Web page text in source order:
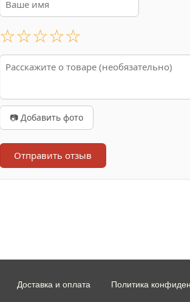
☆☆☆☆☆
📷 Добавить фото
Отправить отзыв
Доставка и оплата Политика